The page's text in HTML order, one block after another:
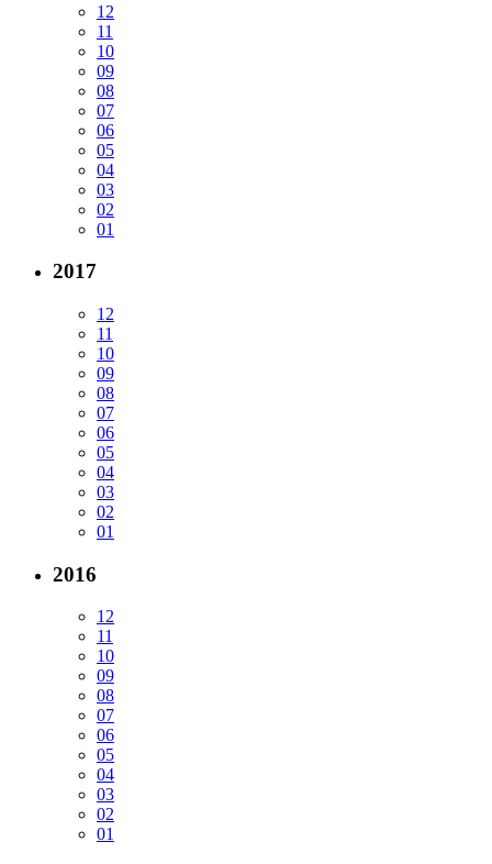
12
11
10
09
08
07
06
05
04
03
02
01
2017
12
11
10
09
08
07
06
05
04
03
02
01
2016
12
11
10
09
08
07
06
05
04
03
02
01